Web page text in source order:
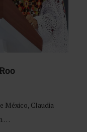
México, Claudia
…